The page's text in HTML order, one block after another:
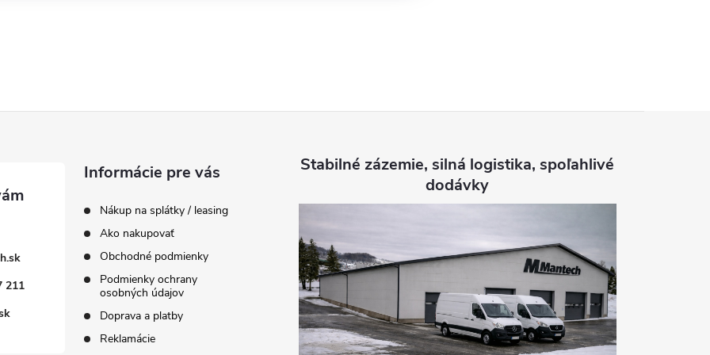
211
Informácie pre vás
Nákup na splátky / leasing
Ako nakupovať
Obchodné podmienky
Podmienky ochrany
osobných údajov
Doprava a platby
Reklamácie
Stabilné zázemie, silná logistika, spoľahlivé
dodávky